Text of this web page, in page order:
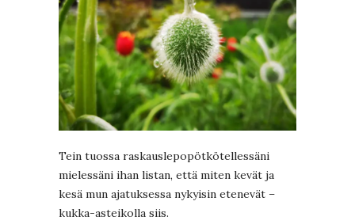
Tein tuossa raskauslepopötkötellessäni
mielessäni ihan listan, että miten kevät ja
kesä mun ajatuksessa nykyisin etenevät –
kukka-asteikolla siis.